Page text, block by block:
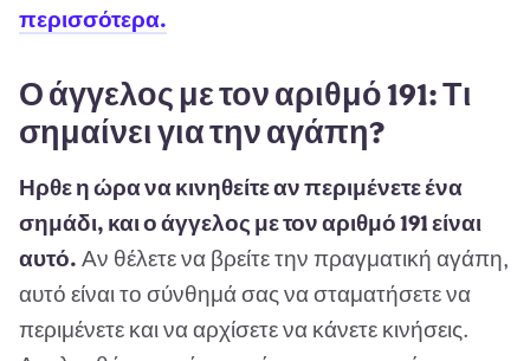
περισσότερα.
Ο άγγελος με τον αριθμό 191: Τι
σημαίνει για την αγάπη?
Ηρθε η ώρα να κινηθείτε αν περιμένετε ένα
σημάδι, και ο άγγελος με τον αριθμό 191 είναι
αυτό. Αν θέλετε να βρείτε την πραγματική αγάπη,
αυτό είναι το σύνθημά σας να σταματήσετε να
περιμένετε και να αρχίσετε να κάνετε κινήσεις.